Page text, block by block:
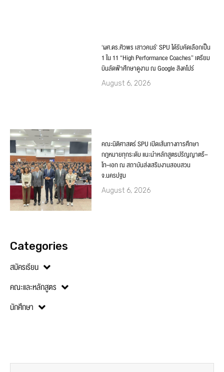
‘ผศ.ดร.ศิวพร เสาวคนธ์’ SPU ได้รับคัดเลือกเป็น
1 ใน 11 “High Performance Coaches” เตรียม
บินลัดฟ้าศึกษาดูงาน ณ Google สิงคโปร์
August 6, 2026
คณะนิติศาสตร์ SPU เปิดเส้นทางการศึกษา
กฎหมายทุกระดับ แนะนำหลักสูตรปริญญาตรี–
โท–เอก ณ สถาบันส่งเสริมงานสอบสวน
จ.นครปฐม
August 6, 2026
Categories
สมัครเรียน
คณะและหลักสูตร
นักศึกษา